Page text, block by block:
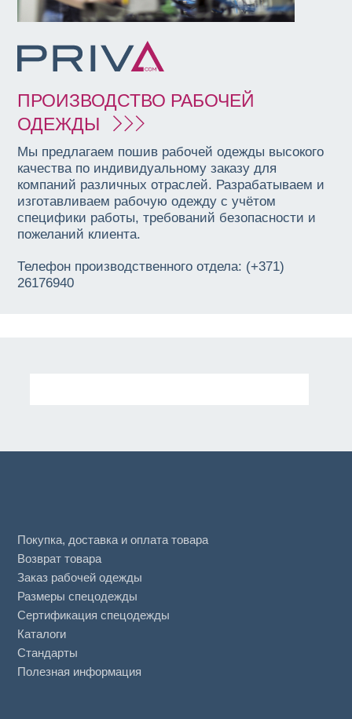
ПРОИЗВОДСТВО РАБОЧЕЙ
ОДЕЖДЫ
Мы предлагаем пошив рабочей одежды высокого
качества по индивидуальному заказу для
компаний различных отраслей. Разрабатываем и
изготавливаем рабочую одежду с учётом
специфики работы, требований безопасности и
пожеланий клиента.
Телефон производственного отдела: (+371)
26176940
Покупка, доставка и оплата товара
Возврат товара
Заказ рабочей одежды
Размеры спецодежды
Сертификация спецодежды
Каталоги
Стандарты
Полезная информация